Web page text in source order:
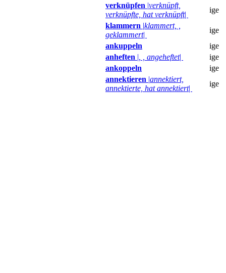
verknüpfen |verknüpft,
verknüpfte, hat verknüpft|
ige
klammern |klammert, ,
geklammert|
ige
ankuppeln
ige
anheften | , , angeheftet|
ige
ankoppeln
ige
annektieren |annektiert,
annektierte, hat annektiert|
ige